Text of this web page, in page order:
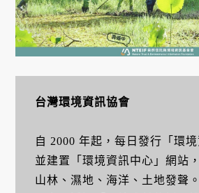
台灣環境資訊協會
自 2000 年起，每日發行「環境
並建置「環境資訊中心」網站
山林、濕地、海洋、土地發聲